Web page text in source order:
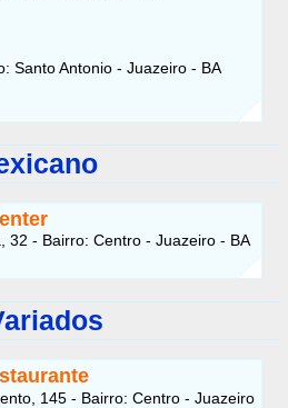
Santo Antonio - Juazeiro - BA
32 - Bairro: Centro - Juazeiro - BA
145 - Bairro: Centro - Juazeiro